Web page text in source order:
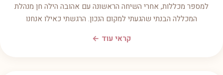
למספר מכללות, אחרי השיחה הראשונה עם אהובה הילה חן מנהלת
המכללה הבנתי שהגעתי למקום הנכון. הרגשתי כאילו אנחנו
קראי עוד ←